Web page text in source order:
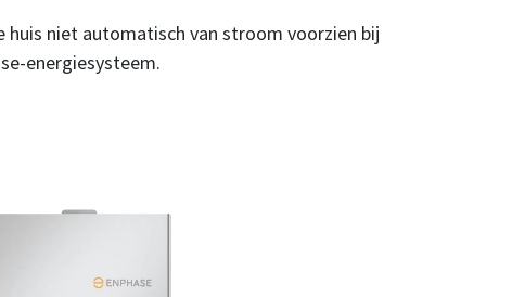
niet automatisch van stroom voorzien bij
energiesysteem.